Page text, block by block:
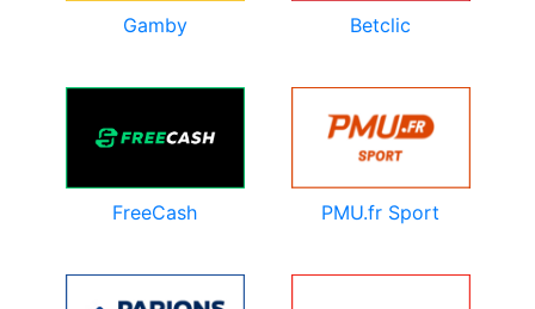
Gamby Betclic
FreeCash PMU.fr Sport